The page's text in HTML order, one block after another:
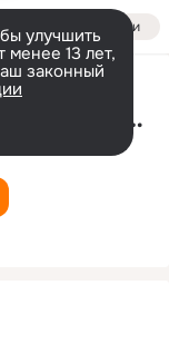
Войти
улучшить
менее 13 лет,
законный
Луна есть солнце одиноких